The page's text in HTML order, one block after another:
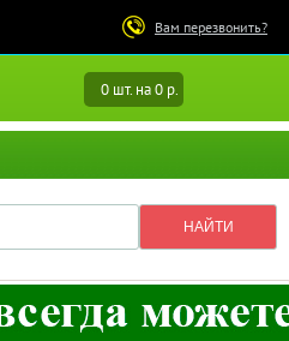
Вам перезвонить?
0 шт. на 0 р.